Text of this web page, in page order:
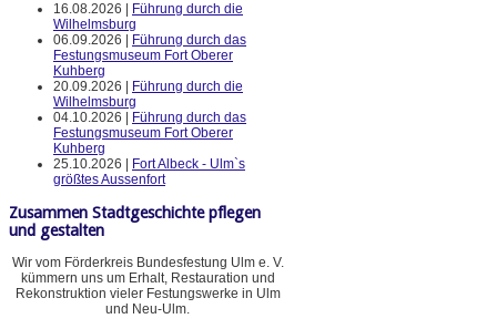
16.08.2026 |
Führung durch die
Wilhelmsburg
06.09.2026 |
Führung durch das
Festungsmuseum Fort Oberer
Kuhberg
20.09.2026 |
Führung durch die
Wilhelmsburg
04.10.2026 |
Führung durch das
Festungsmuseum Fort Oberer
Kuhberg
25.10.2026 |
Fort Albeck - Ulm`s
größtes Aussenfort
Zusammen Stadtgeschichte pflegen
und gestalten
Wir vom Förderkreis Bundesfestung Ulm e. V.
kümmern uns um Erhalt, Restauration und
Rekonstruktion vieler Festungswerke in Ulm
und Neu-Ulm.